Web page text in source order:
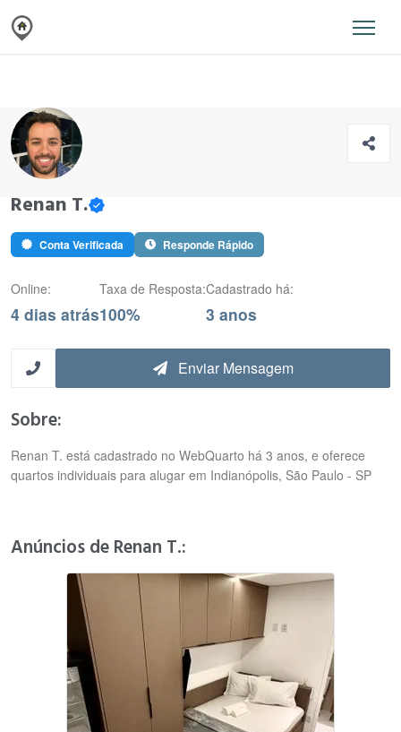
Renan T.
Conta Verificada Responde Rápido
Online:
4 dias atrás
Taxa de Resposta:
100%
Cadastrado há:
3 anos
Enviar Mensagem
Sobre:
Renan T. está cadastrado no WebQuarto há 3 anos, e oferece
quartos individuais para alugar em Indianópolis, São Paulo - SP
Anúncios de Renan T.: